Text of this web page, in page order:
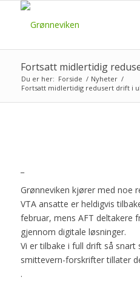
Fortsatt midlertidig
Du er her: Forside / Nyheter /
Fortsatt midlertidig redusert drift i
Grønneviken kjører med noe
VTA ansatte er heldigvis
februar, mens AFT deltakere
gjennom digitale løsninger.
Vi er tilbake i full drift så
smittevern-forskrifter tillater
.